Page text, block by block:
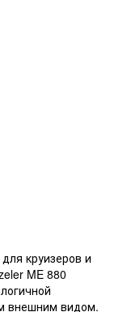
круизеров и
ME 880
внешним видом.